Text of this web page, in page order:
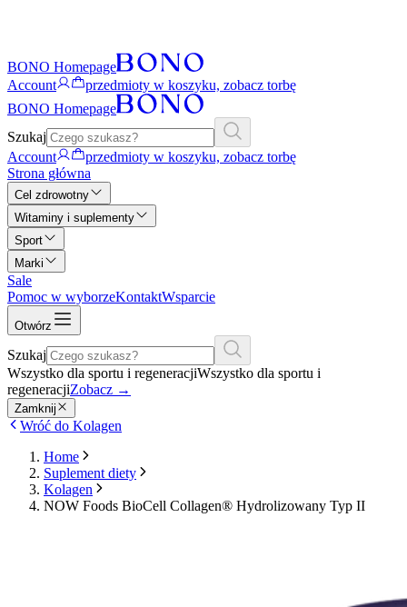
BONO Homepage
Account
przedmioty w koszyku, zobacz torbę
BONO Homepage
Szukaj
Account
przedmioty w koszyku, zobacz torbę
Strona główna
Cel zdrowotny
Witaminy i suplementy
Sport
Marki
Sale
Pomoc w wyborzeKontaktWsparcie
Otwórz
Szukaj
Wszystko dla sportu i regeneracjiWszystko dla sportu i
regeneracjiZobacz →
Zamknij
Wróć do Kolagen
Home
Suplement diety
Kolagen
NOW Foods BioCell Collagen® Hydrolizowany Typ II